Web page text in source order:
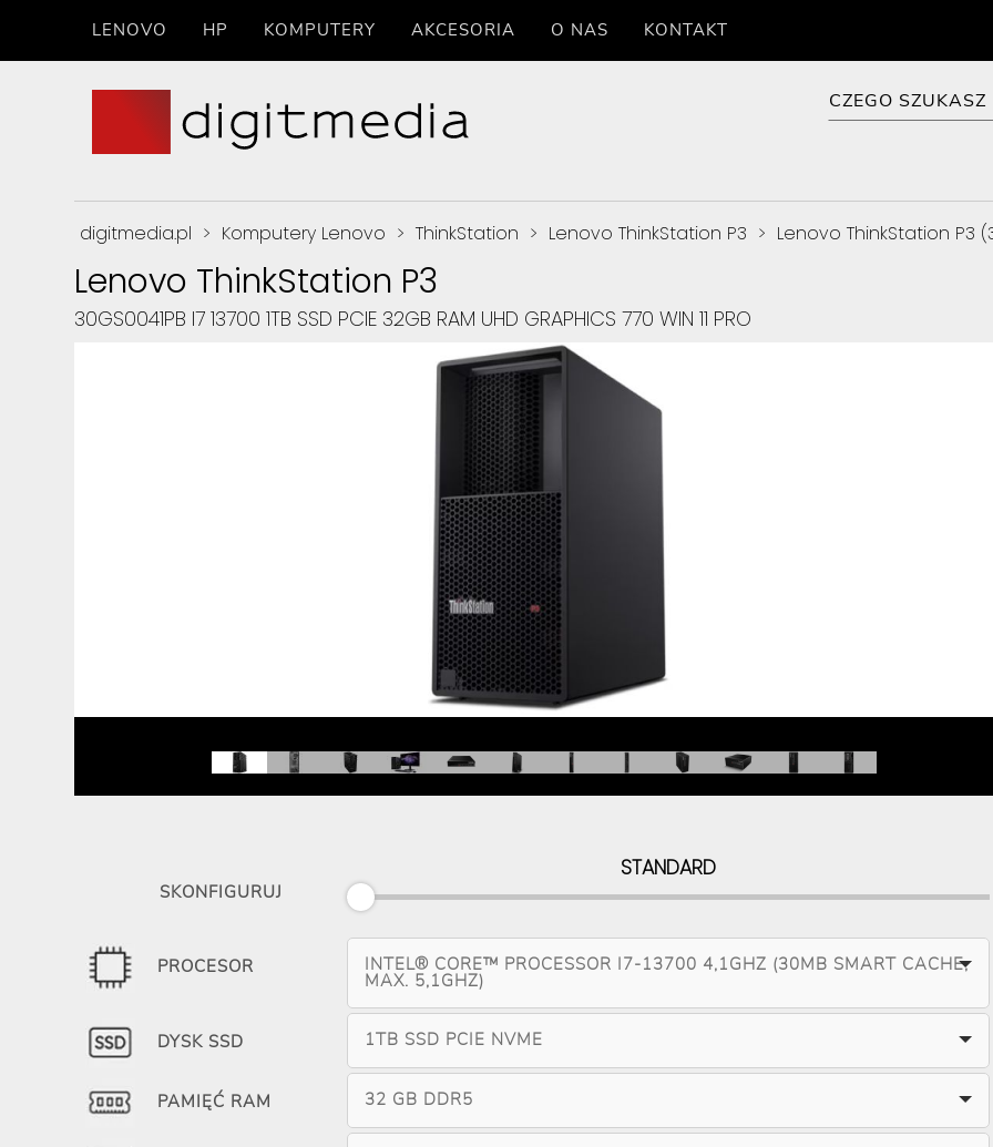
LENOVO HP KOMPUTERY AKCESORIA O NAS KONTAKT
digitmedia.pl > Komputery Lenovo > ThinkStation > Lenovo ThinkStation P3 > Lenovo ThinkStation P3
Lenovo ThinkStation P3
30GS0041PB I7 13700 1TB SSD PCIE 32GB RAM UHD GRAPHICS 770 WIN 11 PRO
SKONFIGURUJ
STANDARD
PROCESOR INTEL® CORE™ PROCESSOR I7-13700 4,1GHZ (30MB SMART CACHE,
MAX. 5,1GHZ)
DYSK SSD 1TB SSD PCIE NVME
PAMIĘĆ RAM 32 GB DDR5